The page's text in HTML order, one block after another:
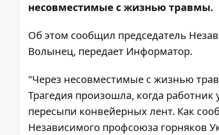
несовместимые с жизнью травмы.
Об этом сообщил председатель
Волынец, передает Информатор.
"Через несовместимые с жизнью
Трагедия произошла, когда
пересыпи конвейерных лент. Как
Независимого профсоюза горняков